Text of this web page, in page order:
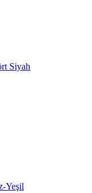
Siyah
Yeşil